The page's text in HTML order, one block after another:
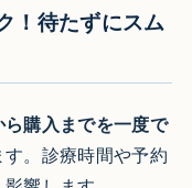
！待たずにスム
ら購入までを一度で
す。診療時間や予約